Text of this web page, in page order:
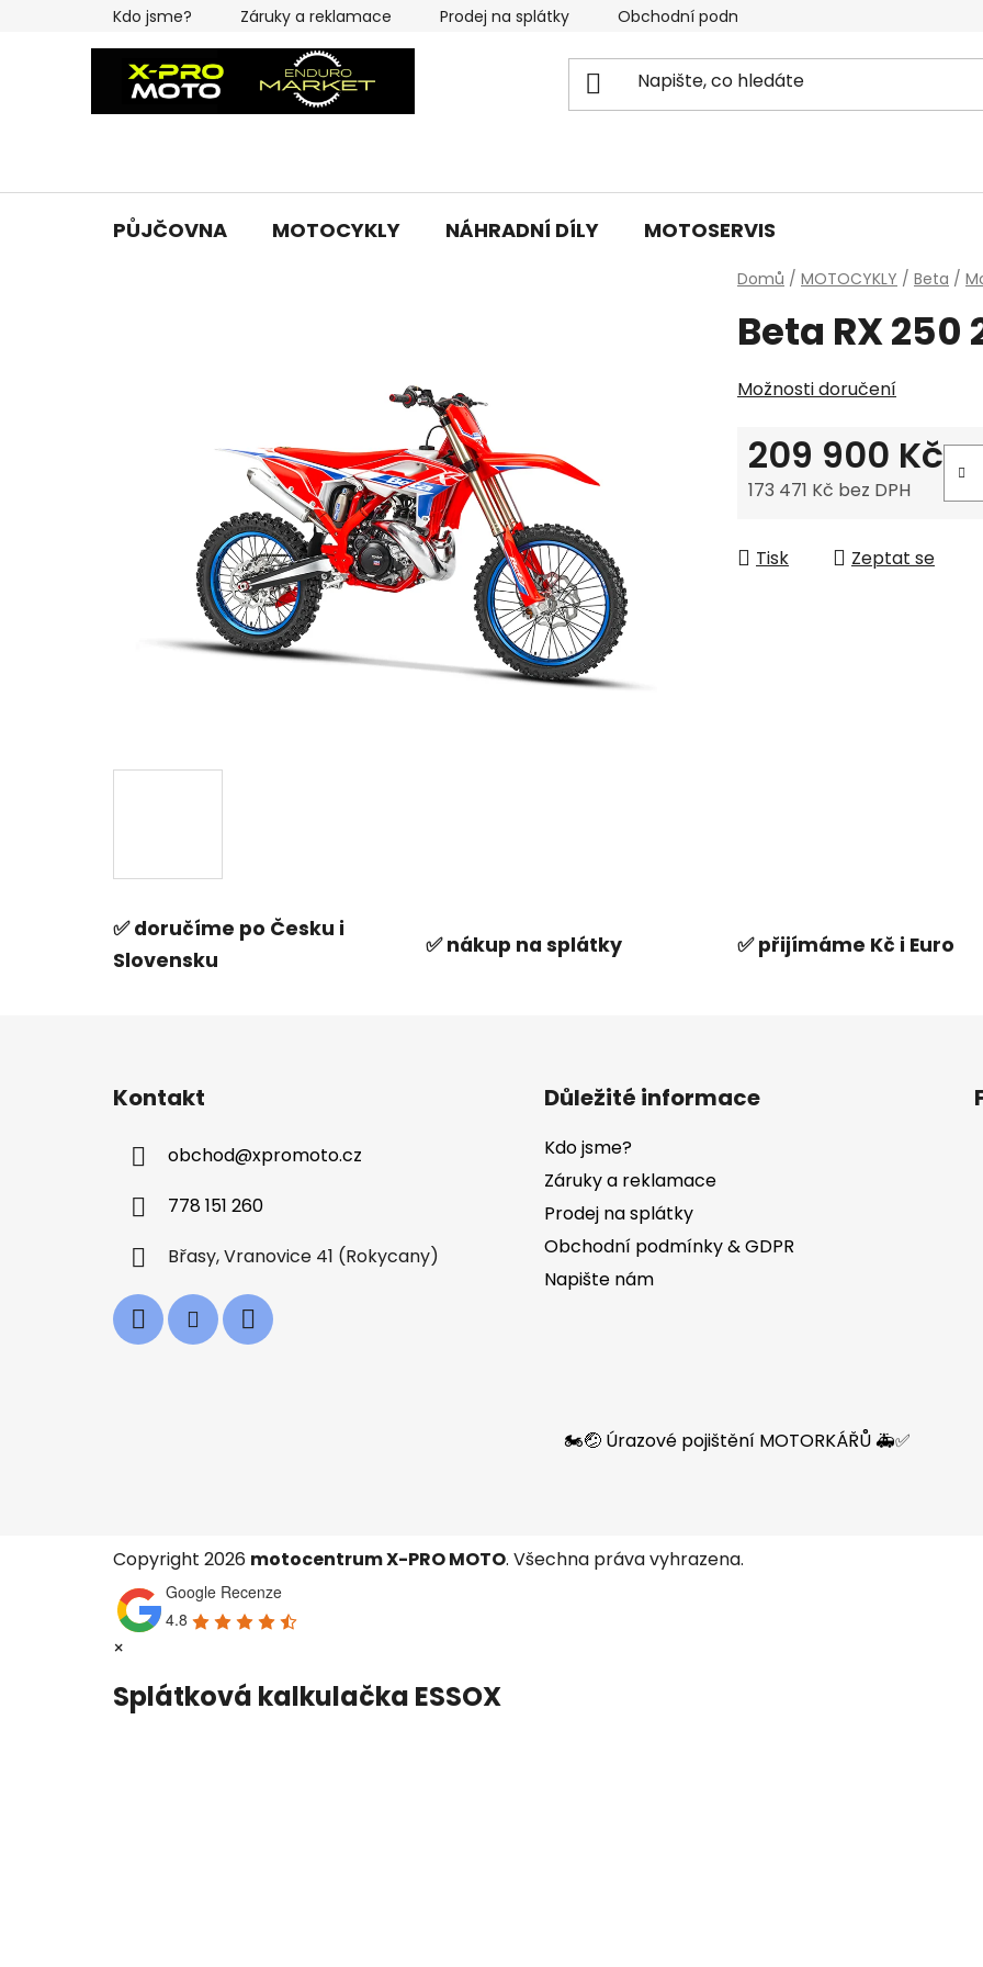
Kdo jsme? Záruky a reklamace Prodej na splátky Obchodní podmínky & GDPR
PŮJČOVNA MOTOCYKLY NÁHRADNÍ DÍLY MOTOSERVIS
Domů / MOTOCYKLY / Beta /
Beta RX 250
Možnosti doručení
209 900 Kč
173 471 Kč bez DPH
Tisk Zeptat se
✅ doručíme po Česku i
Slovensku
✅ nákup na splátky ✅ přijímáme Kč i Euro
Kontakt
obchod@xpromoto.cz
778 151 260
Břasy, Vranovice 41 (Rokycany)
Důležité informace
Kdo jsme?
Záruky a reklamace
Prodej na splátky
Obchodní podmínky & GDPR
Napište nám
🏍️🤕 Úrazové pojištění MOTORKÁŘŮ 🚑✅
Copyright 2026 motocentrum X-PRO MOTO. Všechna práva vyhrazena.
Google Recenze
4.8
×
Splátková kalkulačka ESSOX